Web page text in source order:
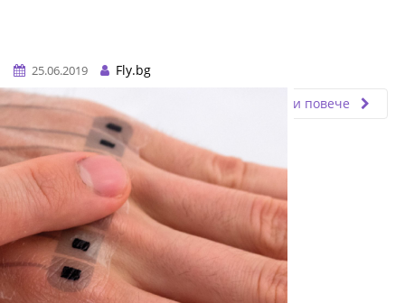
25.06.2019
Fly.bg
Прочети повече